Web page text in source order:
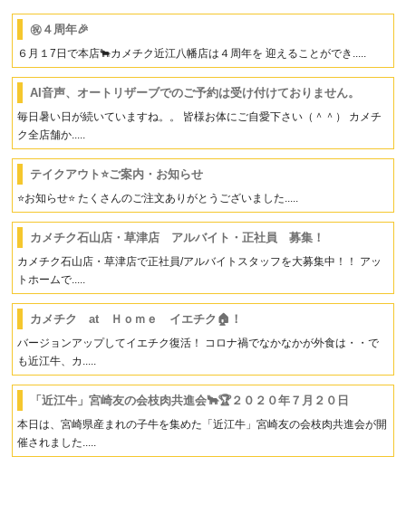
㊗４周年🎉
６月１7日で本店🐂カメチク近江八幡店は４周年を 迎えることができ.....
AI音声、オートリザーブでのご予約は受け付けておりません。
毎日暑い日が続いていますね。。 皆様お体にご自愛下さい（＾＾） カメチ
ク全店舗か.....
テイクアウト⭐ご案内・お知らせ
⭐お知らせ⭐ たくさんのご注文ありがとうございました.....
カメチク石山店・草津店 アルバイト・正社員 募集！
カメチク石山店・草津店で正社員/アルバイトスタッフを大募集中！！ アッ
トホームで.....
カメチク at Ｈｏｍｅ イエチク🏠！
バージョンアップしてイエチク復活！ コロナ禍でなかなかが外食は・・で
も近江牛、カ.....
「近江牛」宮崎友の会枝肉共進会🐂🏆２０２０年７月２０日
本日は、宮崎県産まれの子牛を集めた「近江牛」宮崎友の会枝肉共進会が開
催されました.....